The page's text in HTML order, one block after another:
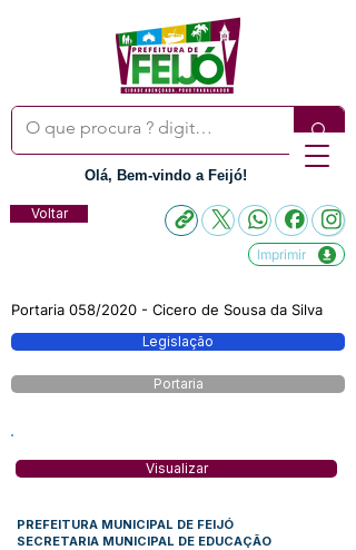
Olá, Bem-vindo a Feijó!
Voltar
Imprimir
Portaria 058/2020 - Cicero de Sousa da Silva
Legislação
Portaria
Visualizar
PREFEITURA MUNICIPAL DE FEIJÓ
SECRETARIA MUNICIPAL DE EDUCAÇÃO